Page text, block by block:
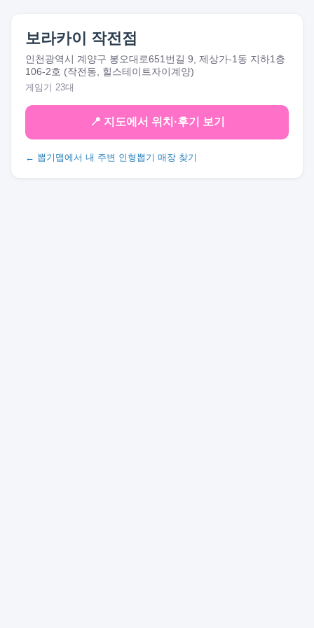
보라카이 작전점
인천광역시 계양구 봉오대로651번길 9, 제상가-1동 지하1층
106-2호 (작전동, 힐스테이트자이계양)
게임기 23대
📍 지도에서 위치·후기 보기
← 뽑기맵에서 내 주변 인형뽑기 매장 찾기